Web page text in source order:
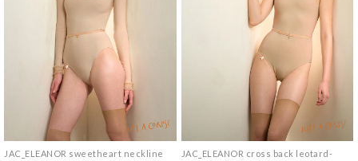
JAC_ELEANOR sweetheart neckline
JAC_ELEANOR cross back leotard-